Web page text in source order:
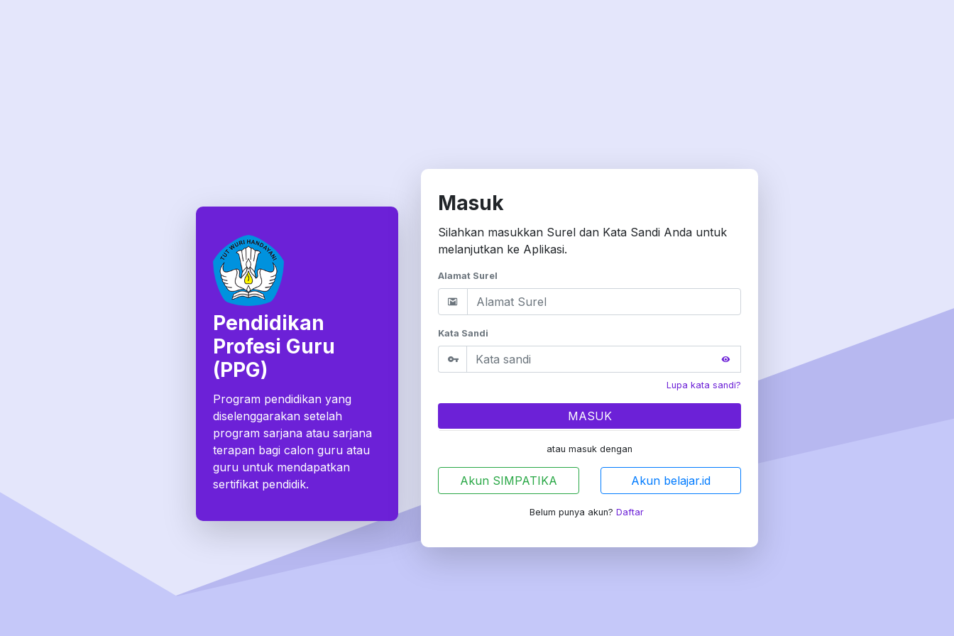
Pendidikan
Profesi Guru
(PPG)
Program pendidikan yang
diselenggarakan setelah
program sarjana atau sarjana
terapan bagi calon guru atau
guru untuk mendapatkan
sertifikat pendidik.
Masuk
Silahkan masukkan Surel dan Kata Sandi Anda untuk
melanjutkan ke Aplikasi.
Alamat Surel
Kata Sandi
Lupa kata sandi?
MASUK
atau masuk dengan
Akun SIMPATIKA Akun belajar.id
Belum punya akun? Daftar